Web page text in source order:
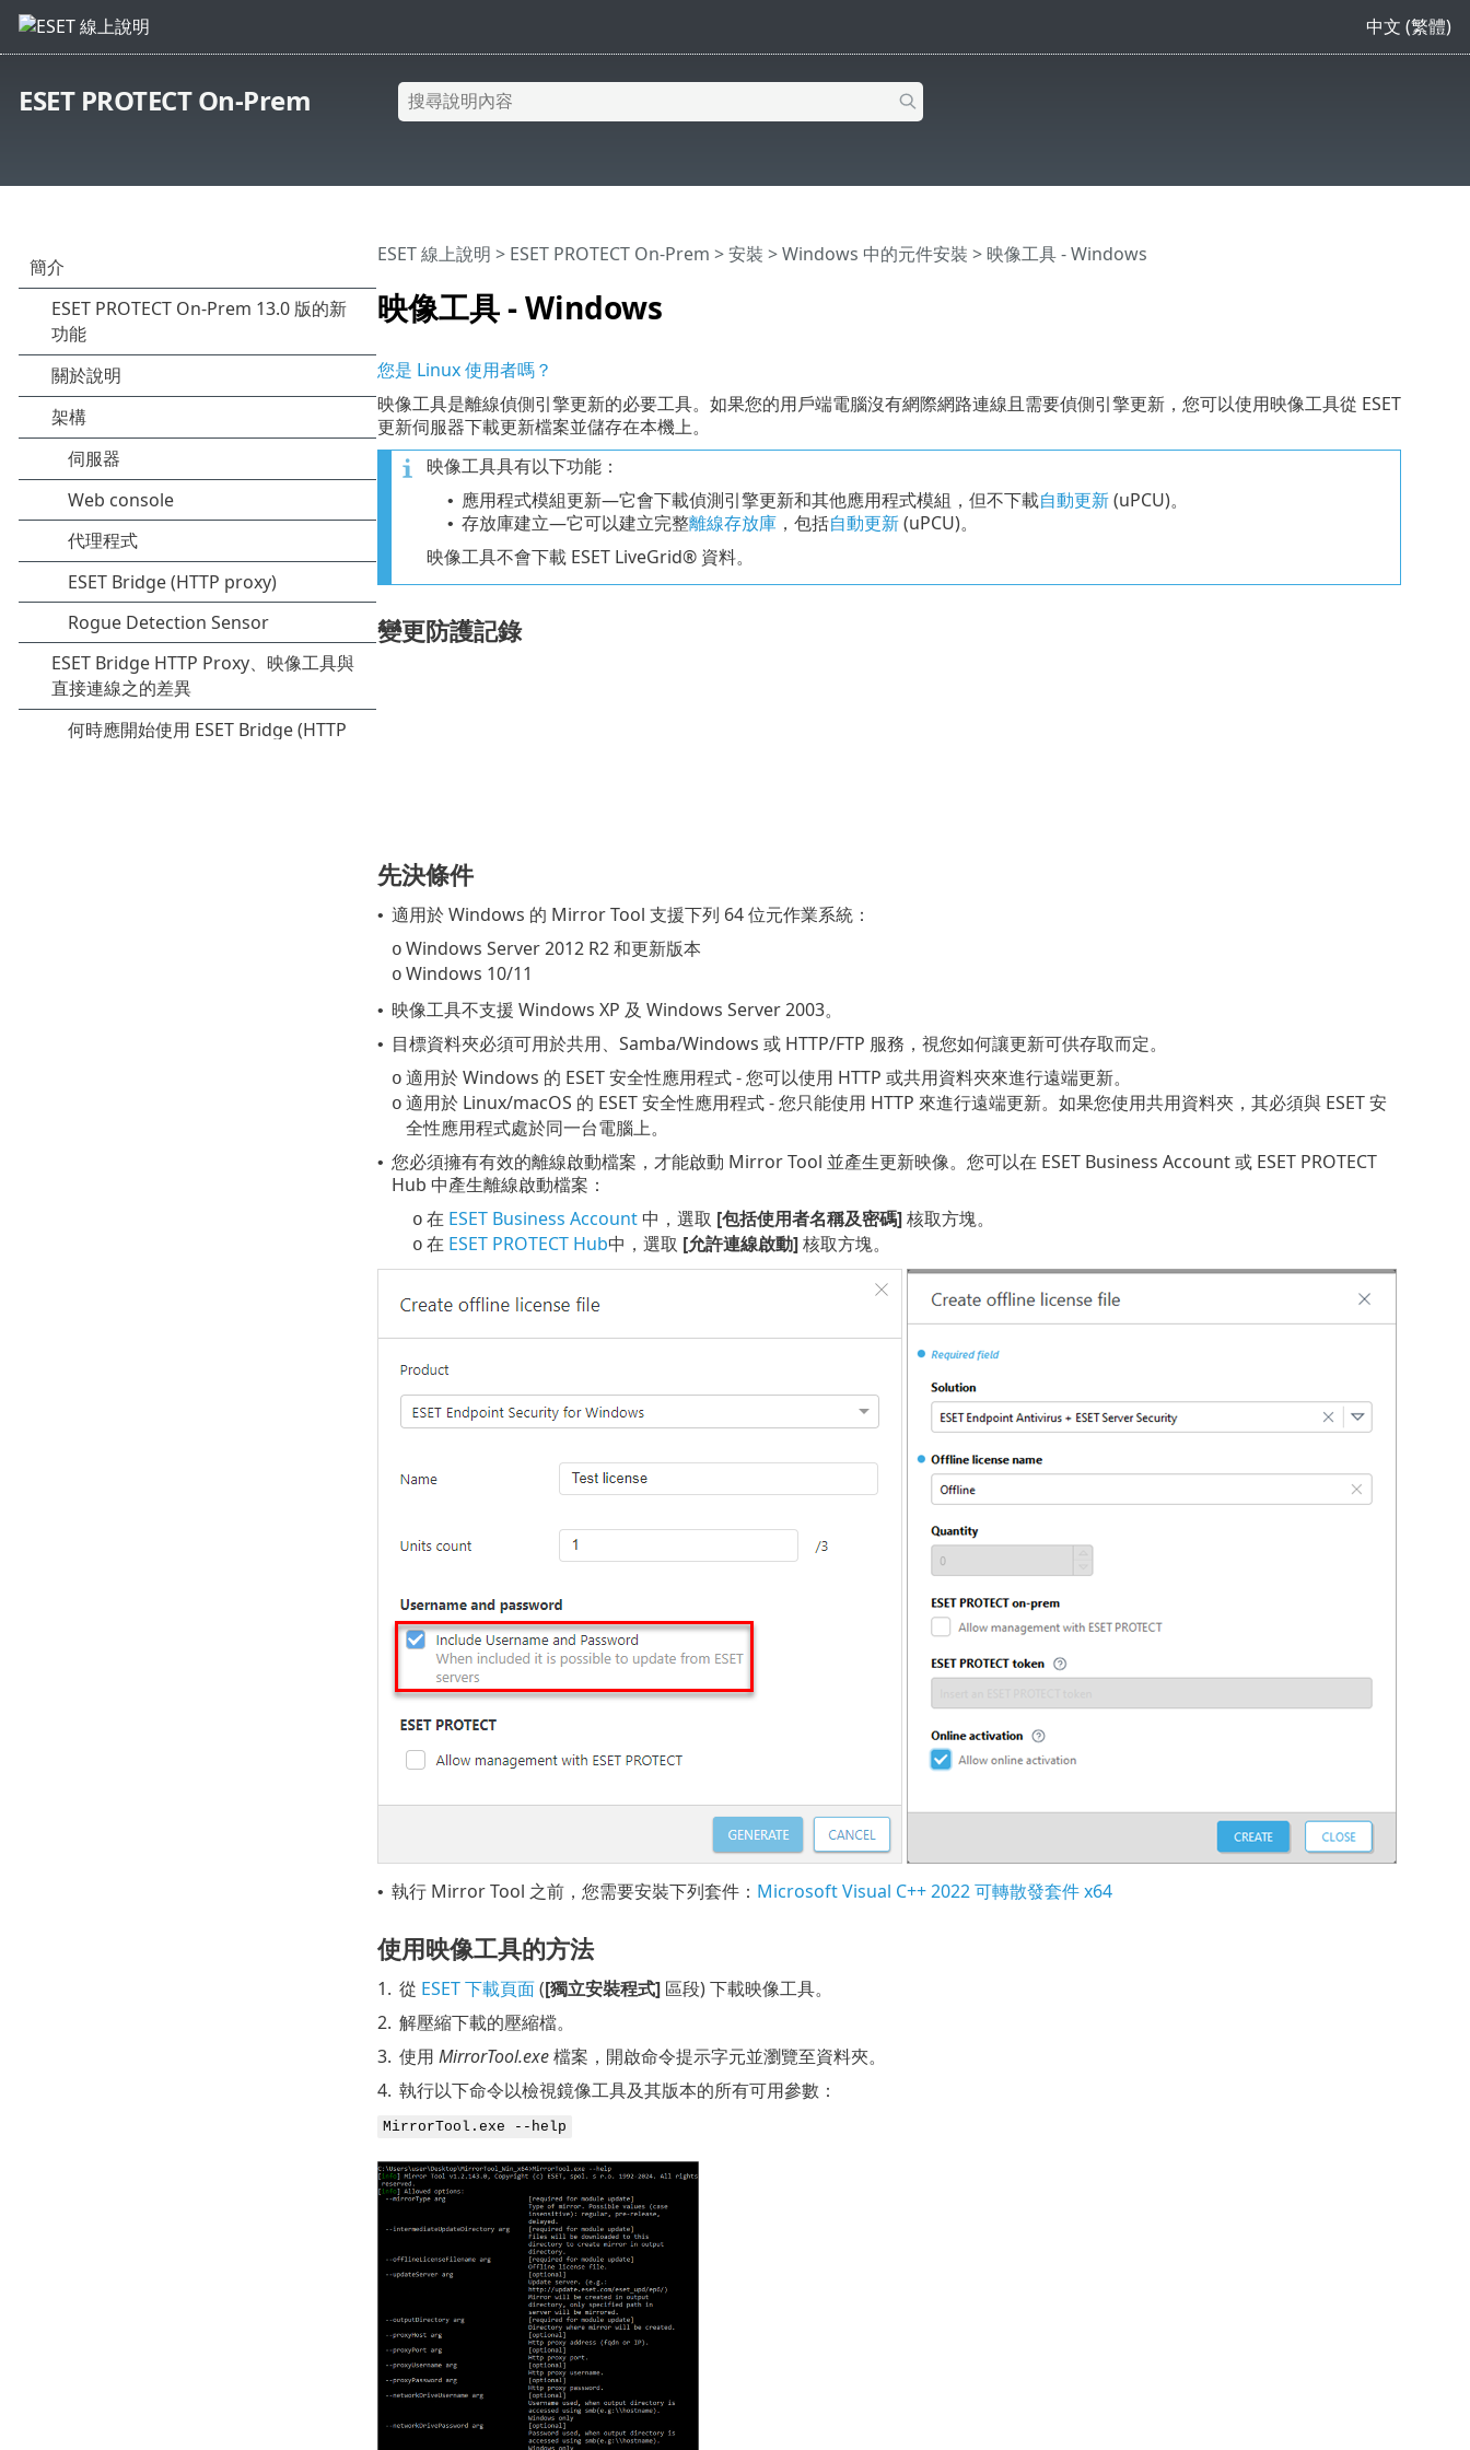
中文 (繁體)
ESET PROTECT On-Prem
映像工具 - Windows
ESET 線上說明 > ESET PROTECT On-Prem >安裝 >Windows 中的元件安裝 > 映像工具 - Windows
您是 Linux 使用者嗎？
映像工具是離線偵側引擎更新的必要工具。如果您的用戶端電腦沒有網際網路連線且需要偵側引擎更新，您可以使用映像工具從 ESET
更新伺服器下載更新檔案並儲存在本機上。
映像工具具有以下功能：
• 應用程式模組更新—它會下載偵測引擎更新和其他應用程式模組，但不下載自動更新(uPCU)。
• 存放庫建立—它可以建立完整離線存放庫，包括自動更新(uPCU)。
映像工具不會下載 ESET LiveGrid® 資料。
變更防護記錄
先決條件
• 適用於 Windows 的 Mirror Tool 支援下列 64 位元作業系統：
o Windows Server 2012 R2 和更新版本
o Windows 10/11
• 映像工具不支援 Windows XP 及 Windows Server 2003。
• 目標資料夾必須可用於共用、Samba/Windows 或 HTTP/FTP 服務，視您如何讓更新可供存取而定。
o 適用於 Windows 的 ESET 安全性應用程式 - 您可以使用 HTTP 或共用資料夾來進行遠端更新。
o 適用於 Linux/macOS 的 ESET 安全性應用程式 - 您只能使用 HTTP 來進行遠端更新。如果您使用共用資料夾，其必須與 ESET 安
全性應用程式處於同一台電腦上。
• 您必須擁有有效的離線啟動檔案，才能啟動 Mirror Tool 並產生更新映像。您可以在 ESET Business Account 或 ESET PROTECT
Hub 中產生離線啟動檔案：
o 在 ESET Business Account中，選取 [包括使用者名稱及密碼]核取方塊。
o 在 ESET PROTECT Hub中，選取 [允許連線啟動]核取方塊。
• 執行 Mirror Tool 之前，您需要安裝下列套件： Microsoft Visual C++ 2022 可轉散發套件 x64
使用映像工具的方法
1. 從 ESET 下載頁面([獨立安裝程式]區段) 下載映像工具。
2. 解壓縮下載的壓縮檔。
3. 使用 MirrorTool.exe檔案，開啟命令提示字元並瀏覽至資料夾。
4. 執行以下命令以檢視鏡像工具及其版本的所有可用參數：
MirrorTool.exe --help